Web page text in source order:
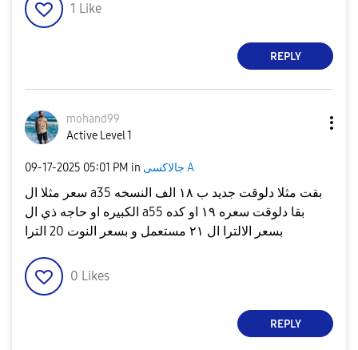
1 Like
REPLY
mohand99
Active Level 1
‎09-17-2025 05:01 PM in جالاكسى A
سعر مثلا ال a35 بقت مثلا دلوقت جديد ب ١٨ الف النسخه
الكبيره او حاجه ذي ال a55 بقا دلوقت سعره ١٩ او كده
بسعر الالترا ال ٢١ مستعمل و بسعر النوت 20 الترا
0 Likes
REPLY